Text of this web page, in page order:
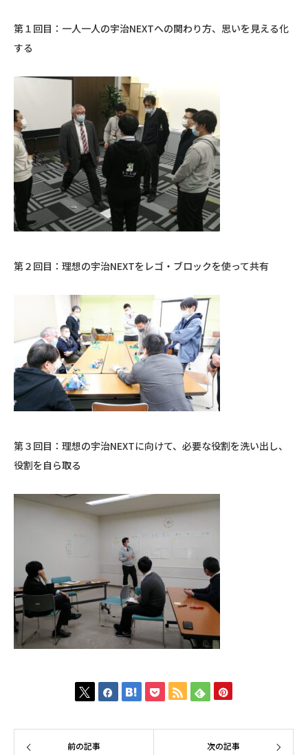
第１回目：一人一人の宇治NEXTへの関わり方、思いを見える化
する
第２回目：理想の宇治NEXTをレゴ・ブロックを使って共有
第３回目：理想の宇治NEXTに向けて、必要な役割を洗い出し、
役割を自ら取る
前の記事 次の記事